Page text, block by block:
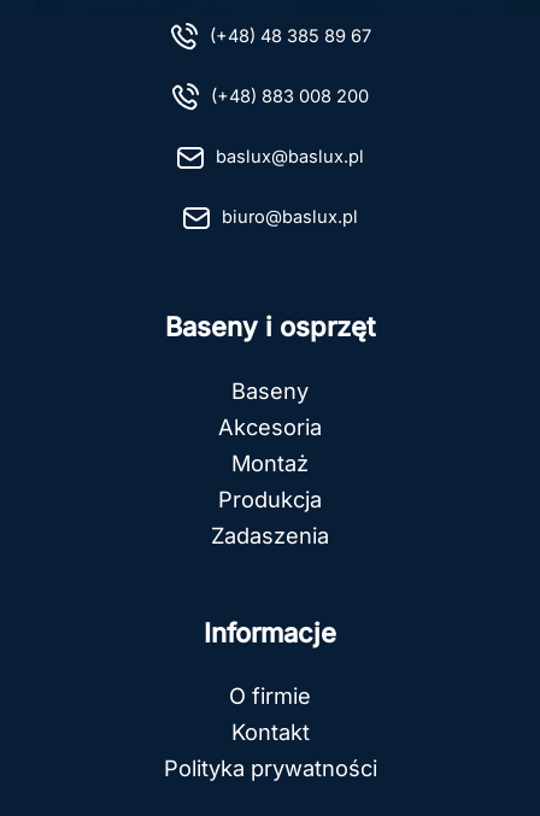
(+48) 48 385 89 67
(+48) 883 008 200
baslux@baslux.pl
biuro@baslux.pl
Baseny i osprzęt
Baseny
Akcesoria
Montaż
Produkcja
Zadaszenia
Informacje
O firmie
Kontakt
Polityka prywatności